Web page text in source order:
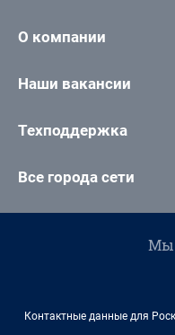
О компании
Наши вакансии
Техподдержка
Все города сети
Мы
Контактные данные для